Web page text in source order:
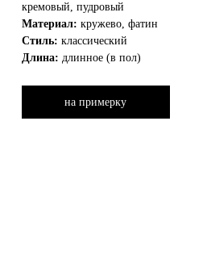
кремовый, пудровый
Материал:кружево, фатин
Стиль:классический
Длина:длинное (в пол)
на примерку